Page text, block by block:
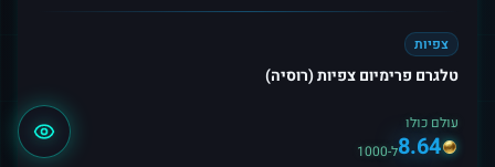
צפיות
טלגרם פרימיום צפיות (רוסיה)
עולם כולו
8.64ל-1000